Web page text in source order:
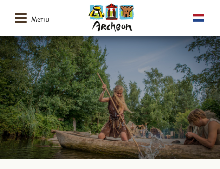
Menu